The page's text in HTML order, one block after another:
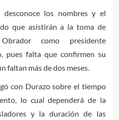
los nombres y el
que asistirán a la toma de
como presidente
pues falta que confirmen su
faltan más de dos meses.
con Durazo sobre el tiempo
lo cual dependerá de la
y la duración de las